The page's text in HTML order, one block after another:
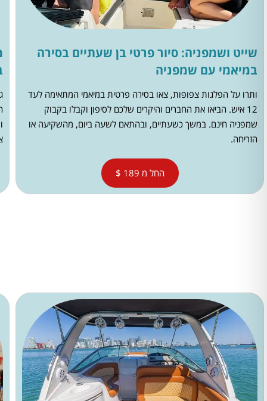
שייט ושמפניה: סיור פרטי בן שעתיים בסירה
במיאמי עם שמפניה
ותרו על הפלגות צפופות, צאו בסירה פרטית במיאמי המתאימה לעד
12 איש. הביאו את החברים והיקרים שלכם לסיפון וקבלו בקבוק
שמפניה חינם. במשך כשעתיים, ובהתאם לשעה ביום, מהשקיעה או
הזריחה.
החל מ 189 $